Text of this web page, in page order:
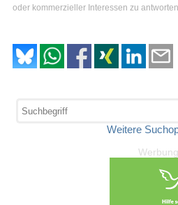
oder kommerzieller Interessen zu antworten.
Weitere
Werbung